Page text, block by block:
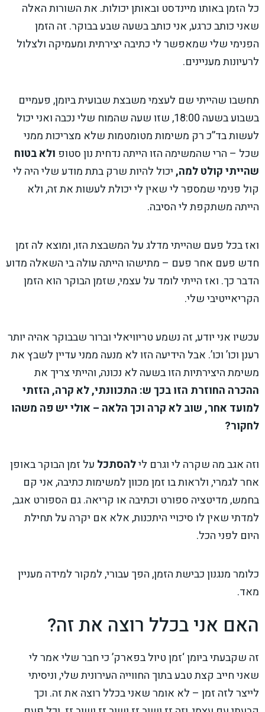
כל הזמן באותו מיינדסט ובאותן יכולות. את השורות האלה
שאני כותב כרגע, אני כותב בשעה שבע בבוקר. זה הזמן
הפנימי שלי שמאפשר לי כתיבה יצירתית ומעמיקה ולצלול
לרעיונות מעניינים.
תחשבו שהייתי שם לעצמי משבצת שבועית ביומן, פעמיים
בשבוע בשעה 18:00, שזו שעה שהמוח שלי נכבה ואני יכול
לעשות בד”כ רק משימות מטומטמות שלא מצריכות ממני
שכל – הרי שהמשימה הזו הייתה נדחית נון סטופ ולא בטוח
שהייתי קולט למה,יכול להיות שרק בתת מודע שלי היה לי
קול פנימי שמספר לי שאין לי יכולת לעשות את זה, ולא
הייתה משתקפת לי הסיבה.
ואז בכל פעם שהייתי מדלג על המשבצת הזו, ומוצא לה זמן
חדש פעם אחר פעם – מתישהו הייתה עולה בי השאלה מדוע
הדבר כך. ואז הייתי לומד על עצמי, שזמן הבוקר הוא הזמן
הקריאייטיבי שלי.
עכשיו אני יודע, זה נשמע טריוויאלי וברור שבבוקר אהיה יותר
רענן וכו’ וכו’. אבל הידיעה הזו לא מנעה ממני עדיין לשבץ את
משימת היצירתיות הזו בשעה לא נכונה, והייתי צריך את
ההכרה החוזרת הזו בכך ש: התכוונתי, לא קרה, הזזתי
למועד אחר, שוב לא קרה וכך הלאה – אולי יש פה משהו
לחקור?
וזה אגב מה שקרה לי וגרם לילהסתכל על זמן הבוקר באופן
אחר לגמרי, ולראות בו זמן מכוון למשימות כתיבה, אני קם
בחמש, מדיטציה ספורט וכתיבה או קריאה. גם הספורט אגב,
למדתי שאין לו סיכויי היתכנות, אלא אם יקרה על תחילת
היום לפני הכל.
כלומר מנגנון כבישת הזמן, הפך עבורי, למקור למידה מעניין
מאד.
האם אני בכלל רוצה את זה?
זה שקבעתי ביומן ‘זמן טיול בפארק’ כי חבר שלי אמר לי
שאני חייב קצת טבע בתוך החווייה העירונית שלי, וניסיתי
לייצר לזה זמן – לא אומר שאני בכלל רוצה את זה. וכך